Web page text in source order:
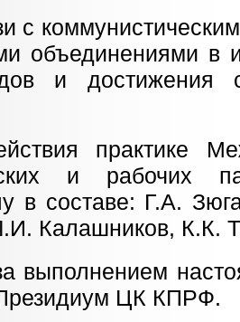
с
объединениями в
и достижения
практике
и рабочих
в составе: Г.А.
Калашников, К.К.
выполнением
ЦК КПРФ.